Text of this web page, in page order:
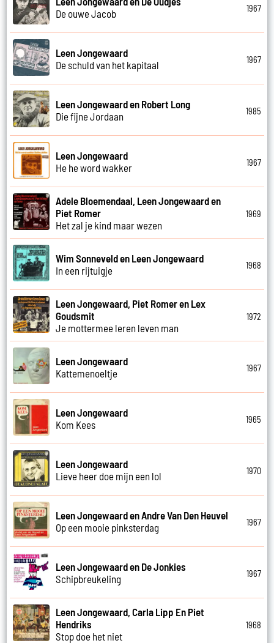
De ouwe Jacob
1967
Leen Jongewaard
De schuld van het kapitaal
1967
Leen Jongewaard en Robert Long
Die fijne Jordaan
1985
Leen Jongewaard
He he word wakker
1967
Adele Bloemendaal, Leen Jongewaard en
Piet Romer
Het zal je kind maar wezen
1969
Wim Sonneveld en Leen Jongewaard
In een rijtuigje
1968
Leen Jongewaard, Piet Romer en Lex
Goudsmit
Je mottermee leren leven man
1972
Leen Jongewaard
Kattemenoeltje
1967
Leen Jongewaard
Kom Kees
1965
Leen Jongewaard
Lieve heer doe mijn een lol
1970
Leen Jongewaard en Andre Van Den Heuvel
Op een mooie pinksterdag
1967
Leen Jongewaard en De Jonkies
Schipbreukeling
1967
Leen Jongewaard, Carla Lipp En Piet
Hendriks
Stop doe het niet
1968